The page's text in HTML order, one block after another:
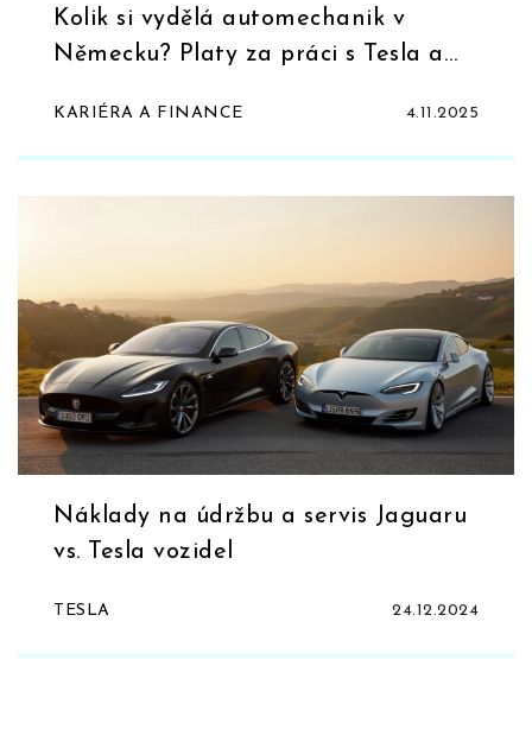
Kolik si vydělá automechanik v
Německu? Platy za práci s Tesla a
KARIÉRA A FINANCE 4.11.2025
Náklady na údržbu a servis Jaguaru
vs. Tesla vozidel
TESLA 24.12.2024